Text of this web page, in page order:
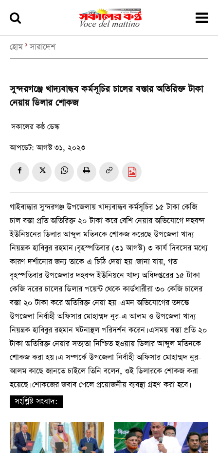
হোম সারাদেশ
সুন্দরগঞ্জে খাদ্যবান্ধব কর্মসূচির চালের বস্তার অতিরিক্ত টাকা
নেয়ায় ডিলার শোকজ
সকালের কন্ঠ ডেস্ক
আপডেট: আগস্ট ৩১, ২০২৩
গাইবান্ধার সুন্দরগঞ্জ উপজেলায় খাদ্যবান্ধব কর্মসূচির ১৫ টাকা কেজি
চাল বস্তা প্রতি অতিরিক্ত ২০ টাকা করে বেশি নেয়ার অভিযোগে দহবন্দ
ইউনিয়নের ডিলার আব্দুল মতিনকে শোকজ করেছে উপজেলা খাদ্য
নিয়ন্ত্রক হাবিবুর রহমান। বৃহস্পতিবার (৩১ আগস্ট) ৩ কার্য দিবসের মধ্যে
কারণ দর্শানোর জন্য তাকে এ চিঠি দেয়া হয়। জানা যায়, গত
বৃহস্পতিবার উপজেলার দহবন্দ ইউনিয়নে খাদ্য অধিদপ্তরের ১৫ টাকা
কেজি দরের চালের ডিলার পয়েন্ট থেকে কার্ডধারীরা ৩০ কেজি চালের
বস্তা ২০ টাকা করে অতিরিক্ত নেয়া হয়। এমন অভিযোগের তদন্তে
উপজেলা নির্বাহী অফিসার মোহাম্মদ নুর-এ আলম ও উপজেলা খাদ্য
নিয়ন্ত্রক হাবিবুর রহমান ঘটনাস্থল পরিদর্শন করেন। এসময় বস্তা প্রতি ২০
টাকা অতিরিক্ত নেয়ার সত্যতা নিশ্চিত হওয়ায় ডিলার আব্দুল মতিনকে
শোকজ করা হয়। এ সম্পর্কে উপজেলা নির্বাহী অফিসার মোহাম্মদ নুর-
আলম কাছে জানতে চাইলে তিনি বলেন, ওই ডিলারকে শোকজ করা
হয়েছে। শোকজের জবাব পেলে প্রয়োজনীয় ব্যবস্থা গ্রহণ করা হবে।
সংশ্লিষ্ট সংবাদ: